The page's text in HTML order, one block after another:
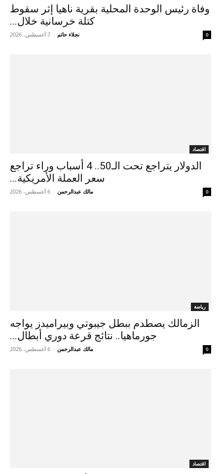
وفاة رئيس الوحدة المحلية بقرية ناهيا إثر سقوط
كتلة خرسانية خلال...
نجلاء حاتم - 7 أغسطس، 2026 0
اقتصاد
الدولار يتراجع تحت الـ50.. 4 أسباب وراء تراجع
سعر العملة الأمريكية...
مالك عبدالرحمن - 6 أغسطس، 2026 0
رياضة
الزمالك يصطدم ببطل جيبوتي وبيراميدز يواجه
جورماهيا.. نتائج قرعة دوري أبطال...
مالك عبدالرحمن - 6 أغسطس، 2026 0
اقتصاد